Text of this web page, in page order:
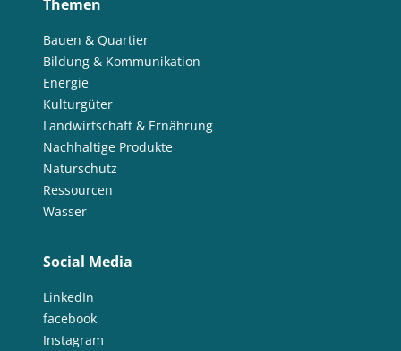
Themen
Bauen & Quartier
Bildung & Kommunikation
Energie
Kulturgüter
Landwirtschaft & Ernährung
Nachhaltige Produkte
Naturschutz
Ressourcen
Wasser
Social Media
LinkedIn
facebook
Instagram